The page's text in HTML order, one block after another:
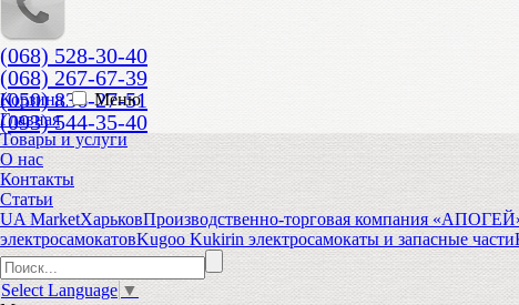
(068) 528-30-40
(068) 267-67-39
(050) 836-27-51
(093) 544-35-40
Корзина
Меню
Главная
Товары и услуги
О нас
Контакты
Статьи
UA MarketХарьковПроизводственно-торговая компания
электросамокатовKugoo Kukirin электросамокаты и запасные части
Select Language ▼